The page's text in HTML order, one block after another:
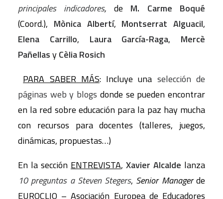
principales indicadores, de M. Carme Boqué
(Coord.), Mònica Albertí, Montserrat Alguacil,
Elena Carrillo, Laura García-Raga, Mercè
PañellasyCèlia Rosich
PARA SABER MÁS: Incluye una selección de
páginas web y blogs donde se pueden encontrar
en la red sobre educación para la paz hay mucha
con recursos para docentes (talleres, juegos,
dinámicas, propuestas…)
En la sección ENTREVISTA, Xavier Alcalde lanza
10 preguntas a Steven Stegers, Senior Managerde
EUROCLIO – Asociación Europea de Educadores